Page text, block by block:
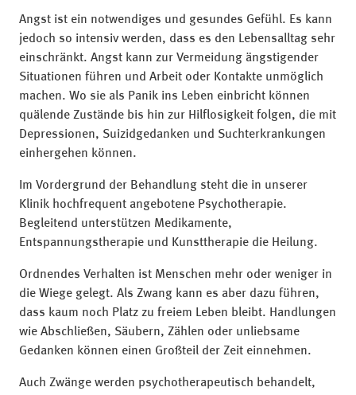
Angst ist ein notwendiges und gesundes Gefühl. Es kann
jedoch so intensiv werden, dass es den Lebensalltag sehr
einschränkt. Angst kann zur Vermeidung ängstigender
Situationen führen und Arbeit oder Kontakte unmöglich
machen. Wo sie als Panik ins Leben einbricht können
quälende Zustände bis hin zur Hilflosigkeit folgen, die mit
Depressionen, Suizidgedanken und Suchterkrankungen
einhergehen können.
Im Vordergrund der Behandlung steht die in unserer
Klinik hochfrequent angebotene Psychotherapie.
Begleitend unterstützen Medikamente,
Entspannungstherapie und Kunsttherapie die Heilung.
Ordnendes Verhalten ist Menschen mehr oder weniger in
die Wiege gelegt. Als Zwang kann es aber dazu führen,
dass kaum noch Platz zu freiem Leben bleibt. Handlungen
wie Abschließen, Säubern, Zählen oder unliebsame
Gedanken können einen Großteil der Zeit einnehmen.
Auch Zwänge werden psychotherapeutisch behandelt,